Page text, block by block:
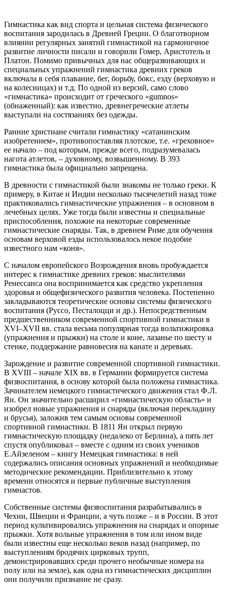
Гимнастика как вид спорта и цельная система физического
воспитания зародилась в Древней Греции. О благотворном
влиянии регулярных занятий гимнастикой на гармоничное
развитие личности писали и говорили Гомер, Аристотель и
Платон. Помимо привычных для нас общеразвивающих и
специальных упражнений гимнастика древних греков
включала в себя плавание, бег, борьбу, бокс, езду (верховую и
на колесницах) и т.д. По одной из версий, само слово
«гимнастика» происходит от греческого «gumnos»
(обнаженный): как известно, древнегреческие атлеты
выступали на состязаниях без одежды.
Ранние христиане считали гимнастику «сатанинским
изобретением», противопоставляя плотское, т.е. «греховное»
ее начало – под которым, прежде всего, подразумевалась
нагота атлетов, – духовному, возвышенному. В 393
гимнастика была официально запрещена.
В древности с гимнастикой были знакомы не только греки. К
примеру, в Китае и Индии несколько тысячелетий назад тоже
практиковались гимнастические упражнения – в основном в
лечебных целях. Уже тогда были известны и специальные
приспособления, похожие на некоторые современные
гимнастические снаряды. Так, в древнем Риме для обучения
основам верховой езды использовалось некое подобие
известного нам «коня».
С началом европейского Возрождения вновь пробуждается
интерес к гимнастике древних греков: мыслителями
Ренессанса она воспринимается как средство укрепления
здоровья и общефизического развития человека. Постепенно
закладываются теоретические основы системы физического
воспитания (Руссо, Песталоцци и др.). Непосредственным
предшественником современной спортивной гимнастики в
XVI–XVII вв. стала весьма популярная тогда вольтижировка
(упражнения и прыжки) на столе и коне, лазанье по шесту и
стенке, поддержание равновесия на канате и деревьях.
Зарождение и развитие современной спортивной гимнастики.
В XVIII – начале XIX вв. в Германии формируется система
физвоспитания, в основу которой была положена гимнастика.
Зачинателем немецкого гимнастического движения стал Ф.Л.
Ян. Он значительно расширил «гимнастическую область» и
изобрел новые упражнения и снаряды (включая перекладину
и брусья), заложив тем самым основы современной
спортивной гимнастики. В 1811 Ян открыл первую
гимнастическую площадку (недалеко от Берлина), а пять лет
спустя опубликовал – вместе с одним из своих учеников
Е.Айзеленом – книгу Немецкая гимнастика: в ней
содержались описания основных упражнений и необходимые
методические рекомендации. Приблизительно к этому
времени относятся и первые публичные выступления
гимнастов.
Собственные системы физвоспитания разрабатывались в
Чехии, Швеции и Франции, а чуть позже – и в России. В этот
период культивировались упражнения на снарядах и опорные
прыжки. Хотя вольные упражнения в том или ином виде
были известны еще несколько веков назад (например, по
выступлениям бродячих цирковых трупп,
демонстрировавших среди прочего необычные номера на
полу или на земле), как одна из гимнастических дисциплин
они получили признание не сразу.